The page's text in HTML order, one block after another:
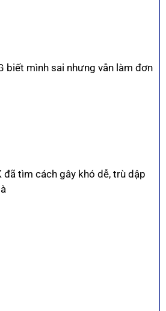
biết mình sai nhưng vẫn làm đơn
đã tìm cách gây khó dễ, trù dập